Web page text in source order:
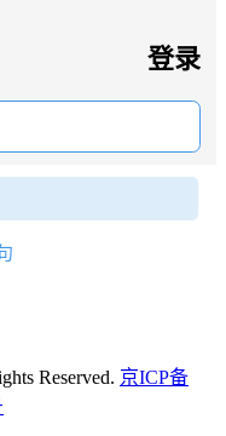
登录
Reserved. 京ICP备